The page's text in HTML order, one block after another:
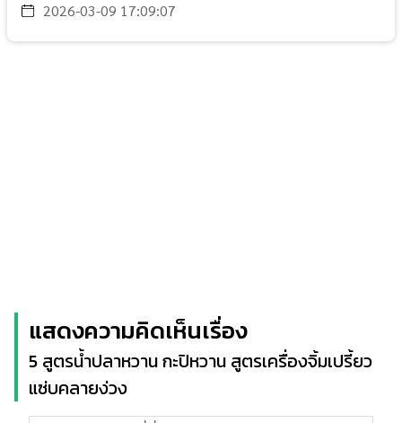
2026-03-09 17:09:07
แสดงความคิดเห็นเรื่อง
5 สูตรน้ำปลาหวาน กะปิหวาน สูตรเครื่องจิ้มเปรี้ยว
แซ่บคลายง่วง